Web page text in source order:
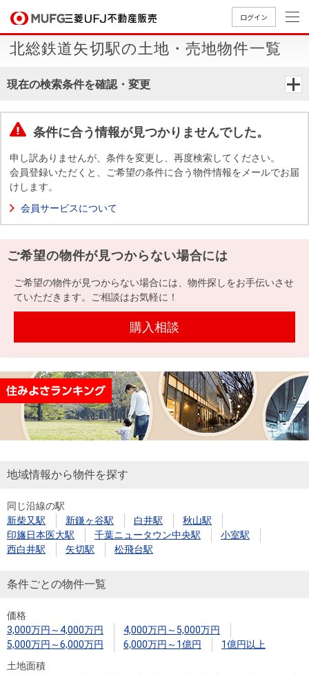
ログイン
買いたいTOP
中古
ショ
ンを
探す
新
中古
一戸
を探
資
用
物
件
探
す
用物
件を
探す
購入向け
サービス
住宅ロー
ンシミュ
住まい1プ
暮らしの
税金の本
ド
売りたいTOP
無
査
定
売
相
談
AI
取り
金額
試算
サービス
検索
住まいと
税金の本
売却ガイ
店舗案内TOP
店舗のご
都圏）
店舗のご
古屋）
店舗のご
西）
会社情報TOP
ごあいさ
会社概
MUFG
経営ビジ
ョン
組織図
役員一
覧
本社地
図
リリース
会社案内
（電子ブ
ック版）
採用情報TOP
新卒採用
キャリア
買いたい
売りたい
店舗案内
会社情報
採用情報
法人のお客さま
提携企業にお勤めの方
会員ページ
閉じる
北総鉄道矢切駅の土地・売地物件一覧
現在の検索条件を確認・変更
条件に合う情報が見つかりませんでした。
申し訳ありませんが、条件を変更し、再度検索してください。
会員登録いただくと、ご希望の条件に合う物件情報をメールでお届
けします。
会員サービスについて
ご希望の物件が見つからない場合には
ご希望の物件が見つからない場合には、物件探しをお手伝いさせ
ていただきます。ご相談はお気軽に！
購入相談
地域情報から物件を探す
同じ沿線の駅
新柴又駅
新鎌ヶ谷駅 白井駅
秋山駅
印旛日本医大駅
千葉ニュータウン中央駅
小室駅
西白井駅
矢切駅 松飛台駅
条件ごとの物件一覧
価格
3,000万円～4,000万円
4,000万円～5,000万円
5,000万円～6,000万円
6,000万円～1億円
1億円以上
土地面積